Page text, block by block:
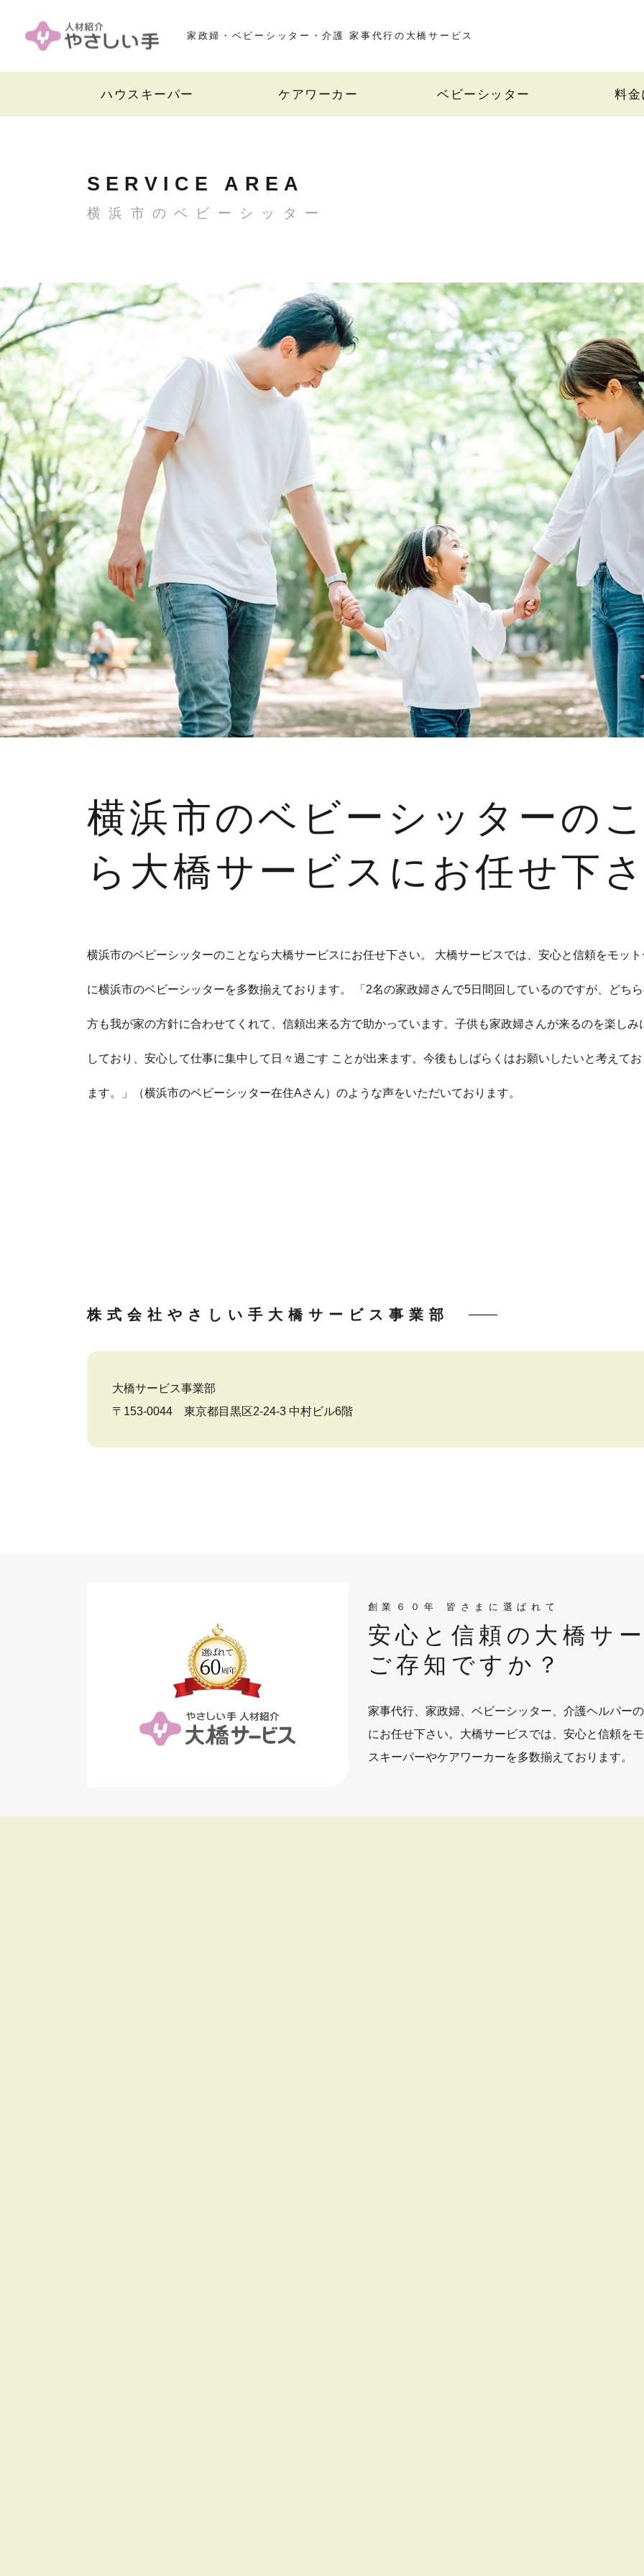
家政婦・ベビーシッター・介護 家事代行の大橋サービス
ハウスキーパー ケアワーカー ベビーシッター 料金
SERVICE AREA
横浜市のベビーシッター
横浜市のベビーシッターの
ら大橋サービスにお任せ下
横浜市のベビーシッターのことなら大橋サービスにお任せ下さい。 大橋サービスでは、安心と信頼をモット
に横浜市のベビーシッターを多数揃えております。 「2名の家政婦さんで5日間回しているのですが、どち
方も我が家の方針に合わせてくれて、信頼出来る方で助かっています。子供も家政婦さんが来るのを楽しみ
しており、安心して仕事に集中して日々過ごす ことが出来ます。今後もしばらくはお願いしたいと考えてお
ます。」（横浜市のベビーシッター在住Aさん）のような声をいただいております。
株式会社やさしい手 大橋サービス事業部
大橋サービス事業部
〒153-0044 東京都目黒区2-24-3 中村ビル6階
創業６０年 皆さまに選ばれて
安心と信頼の大橋サ
ご存知ですか？
家事代行、家政婦、ベビーシッター、介護ヘルパー
にお任せ下さい。大橋サービスでは、安心と信頼を
スキーパーやケアワーカーを多数揃えております。